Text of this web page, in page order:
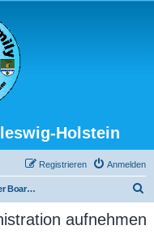
Holstein
Anmelden
Registrieren
Kontakt mit der Board-Administration aufnehmen
c
aufnehmen